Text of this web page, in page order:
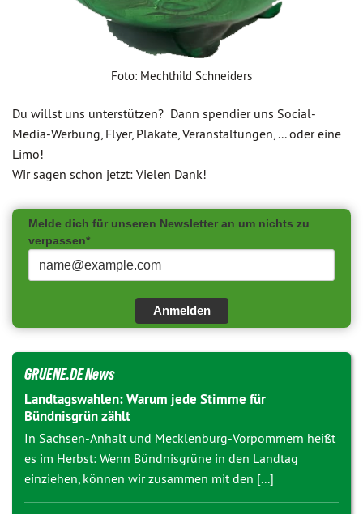
Foto: Mechthild Schneiders
Du willst uns unterstützen? Dann spendier uns Social-
Media-Werbung, Flyer, Plakate, Veranstaltungen, ... oder eine
Limo!
Wir sagen schon jetzt: Vielen Dank!
Melde dich für unseren Newsletter an um nichts zu
verpassen*
Anmelden
GRUENE.DE News
Landtagswahlen: Warum jede Stimme für
Bündnisgrün zählt
In Sachsen-Anhalt und Mecklenburg-Vorpommern heißt
es im Herbst: Wenn Bündnisgrüne in den Landtag
einziehen, können wir zusammen mit den [...]